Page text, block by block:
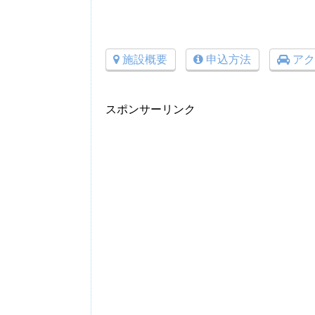
施設概要 申込方法 ア
スポンサーリンク